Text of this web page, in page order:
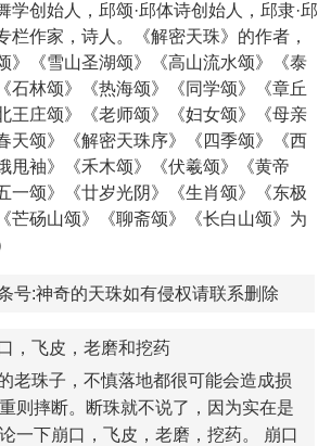
学创始人，邱颂·邱体诗创始人，邱隶·邱
栏作家，诗人。《解密天珠》的作者，
》《雪山圣湖颂》《高山流水颂》《泰
石林颂》《热海颂》《同学颂》《章丘
王庄颂》《老师颂》《妇女颂》《母亲
天颂》《解密天珠序》《四季颂》《西
甩袖》《禾木颂》《伏羲颂》《黄帝
一颂》《廿岁光阴》《生肖颂》《东极
芒砀山颂》《聊斋颂》《长白山颂》为
号:神奇的天珠如有侵权请联系删除
，飞皮，老磨和挖药
老珠子，不慎落地都很可能会造成损
则摔断。断珠就不说了，因为实在是
一下崩口，飞皮，老磨，挖药。 崩口